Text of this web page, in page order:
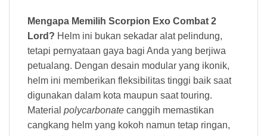
Mengapa Memilih Scorpion Exo Combat 2
Lord? Helm ini bukan sekadar alat pelindung,
tetapi pernyataan gaya bagi Anda yang berjiwa
petualang. Dengan desain modular yang ikonik,
helm ini memberikan fleksibilitas tinggi baik saat
digunakan dalam kota maupun saat touring.
Material polycarbonate canggih memastikan
cangkang helm yang kokoh namun tetap ringan,